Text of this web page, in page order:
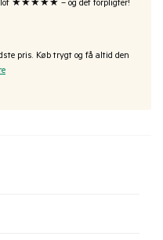
★★★★★ – og det forpligter!
pris. Køb trygt og få altid den